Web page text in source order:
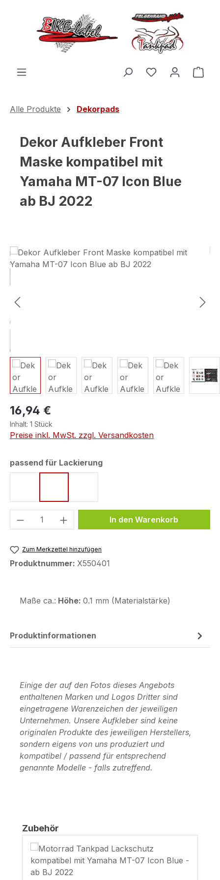
Zum Hauptinhalt springen
Du hast 0
Alle Produkte Dekorpads
Dekor Aufkleber Front
Maske kompatibel mit
Yamaha MT-07 Icon Blue
ab BJ 2022
Bildergalerie überspringen
16,94 €
Inhalt: 1 Stück
Preise inkl. MwSt. zzgl. Versandkosten
passend für Lackierungauswählen
Produkt Anzahl: Gib denIn den Warenkorb
Zum Merkzettel hinzufügen
Produktnummer: X550401
Maße ca.: Höhe: 0.1 mm (Materialstärke)
Produktinformationen
Einige der auf den Fotos dieses Angebots
enthaltenen Marken und Logos Dritter sind
eingetragene Warenzeichen der jeweiligen
Unternehmen. Unsere Aufkleber sind keine
originalen Produkte des jeweiligen Herstellers,
sondern eigens von uns produziert und
kompatibel / passend für entsprechend
genannte Modelle - falls zutreffend.
Produktgalerie überspringen
Zubehör